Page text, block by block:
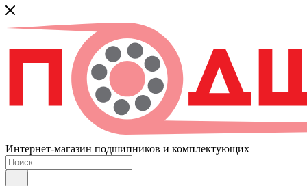
Интернет-магазин подшипников и комплектующих